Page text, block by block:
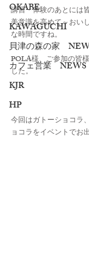
OKABE
KAWAGUCHI
貝津の森の家
カフェ営業 NEWS
KJR
HP
講習・体験のあとには
美意識を高めて～おい
な時間ですね。
POLA様、ご参加の皆
した。
今回はガトーショコラ
ョコラをイベントでお